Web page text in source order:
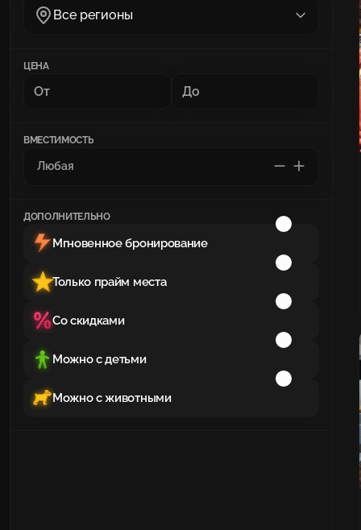
Все регионы
ЦЕНА
ВМЕСТИМОСТЬ
ДОПОЛНИТЕЛЬНО
Мгновенное бронирование
Только прайм места
Со скидками
Можно с детьми
Можно с животными